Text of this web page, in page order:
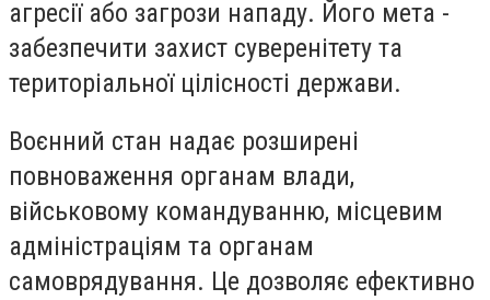
агресії або загрози нападу. Його мета -
забезпечити захист суверенітету та
територіальної цілісності держави.
Воєнний стан надає розширені
повноваження органам влади,
військовому командуванню, місцевим
адміністраціям та органам
самоврядування. Це дозволяє ефективно